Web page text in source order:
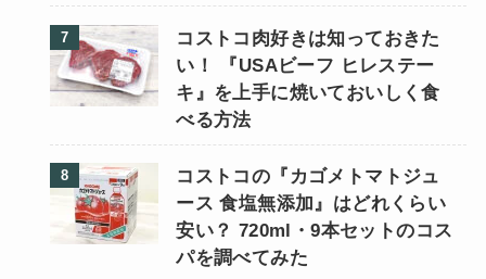
コストコ肉好きは知っておきた
い！ 『USAビーフ ヒレステー
キ』を上手に焼いておいしく食
べる方法
コストコの『カゴメトマトジュ
ース 食塩無添加』はどれくらい
安い？ 720ml・9本セットのコス
パを調べてみた